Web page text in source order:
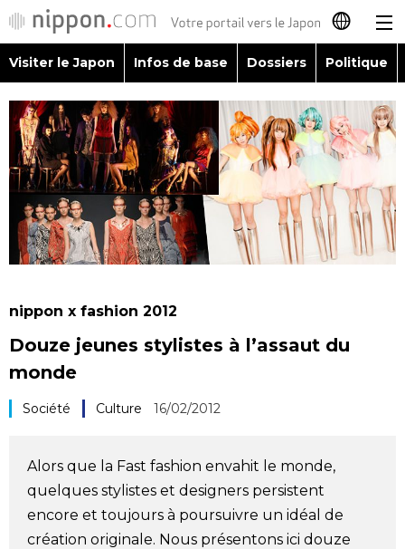
日本語
English
简体字
繁體字
Español
Русский
Visiter le Japon
Infos de base
Économie
Culture
Gastronomie
Visiter le Japon Infos de base Dossiers Politique
nippon x fashion 2012
Douze jeunes stylistes à l’assaut du
monde
Société Culture 16/02/2012
Alors que la Fast fashion envahit le monde,
quelques stylistes et designers persistent
encore et toujours à poursuivre un idéal de
création originale. Nous présentons ici douze